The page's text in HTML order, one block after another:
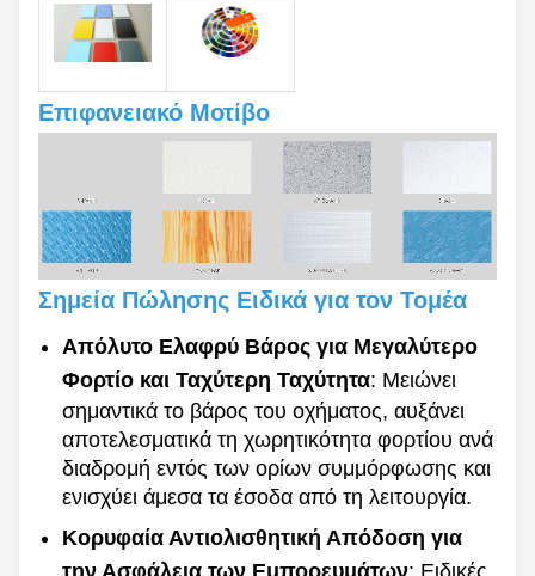
Επιφανειακό Μοτίβο
Σημεία Πώλησης Ειδικά για τον Τομέα
Απόλυτο Ελαφρύ Βάρος για Μεγαλύτερο
Φορτίο και Ταχύτερη Ταχύτητα: Μειώνει
σημαντικά το βάρος του οχήματος, αυξάνει
αποτελεσματικά τη χωρητικότητα φορτίου ανά
διαδρομή εντός των ορίων συμμόρφωσης και
ενισχύει άμεσα τα έσοδα από τη λειτουργία.
Κορυφαία Αντιολισθητική Απόδοση για